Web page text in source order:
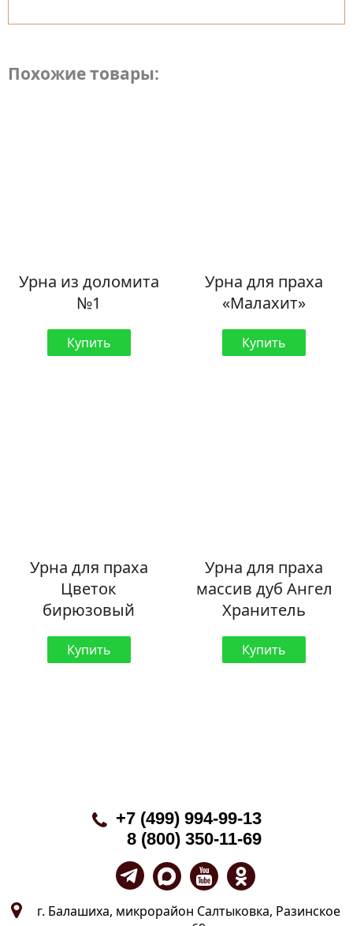
Похожие товары:
Урна из доломита
№1
Купить
Урна для праха
«Малахит»
Купить
Урна для праха
Цветок
бирюзовый
Купить
Урна для праха
массив дуб Ангел
Хранитель
Купить
+7 (499) 994-99-13
8 (800) 350-11-69
г. Балашиха, микрорайон Салтыковка, Разинское